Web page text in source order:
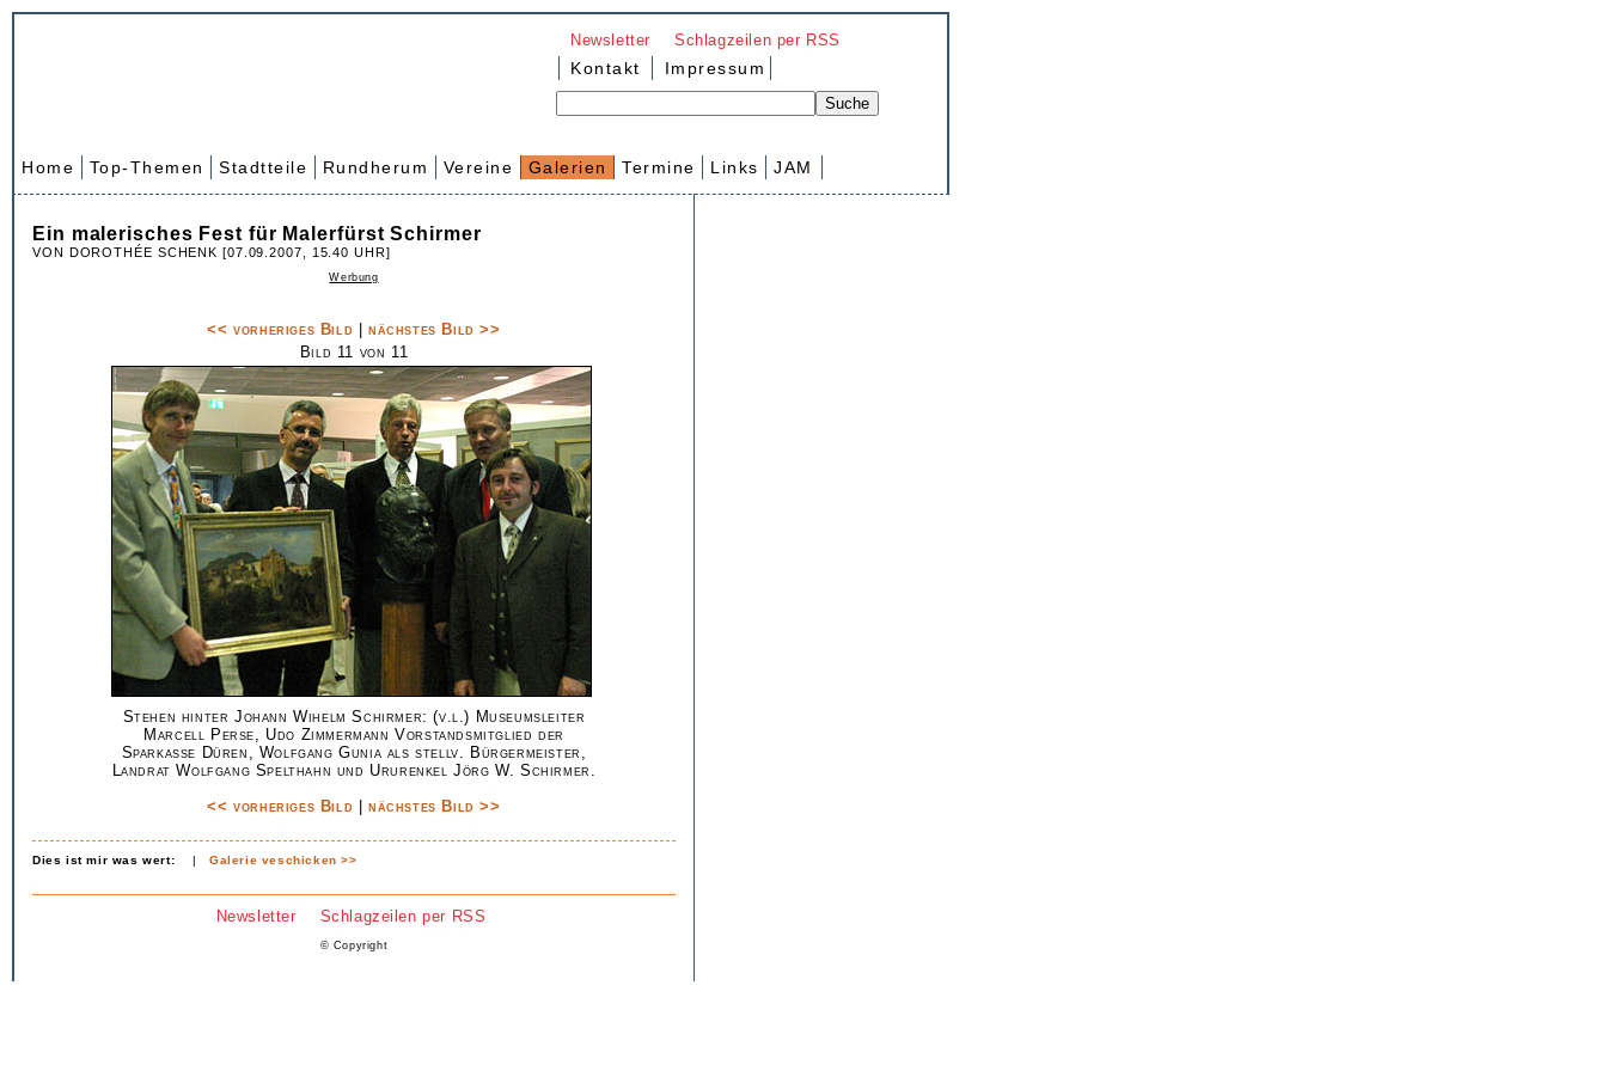
Newsletter Schlagzeilen per RSS
Kontakt Impressum
Home Top-Themen Stadtteile Rundherum Vereine Galerien Termine Links JAM
Ein malerisches Fest für Malerfürst Schirmer
VON DOROTHÉE SCHENK [07.09.2007, 15.40 UHR]
Werbung
<< vorheriges Bild
nächstes Bild >>
Bild 11 von 11
Stehen hinter Johann Wihelm Schirmer: (v.l.) Museumsleiter
Marcell Perse, Udo Zimmermann Vorstandsmitglied der
Sparkasse Düren, Wolfgang Gunia als stellv. Bürgermeister,
Landrat Wolfgang Spelthahn und Ururenkel Jörg W. Schirmer.
<< vorheriges Bild
nächstes Bild >>
Dies ist mir was wert: |Galerie veschicken >>
Newsletter Schlagzeilen per RSS
© Copyright